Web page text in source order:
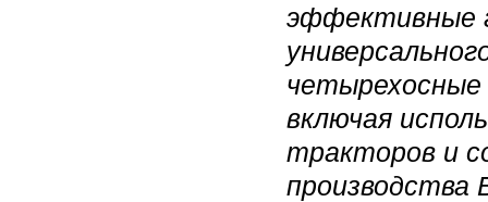
эффективные
включая
тракторов и
производства